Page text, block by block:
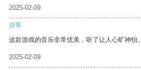
2025-02-09
游客
这款游戏的音乐非常优美，听了让人心旷神怡。
2025-02-09